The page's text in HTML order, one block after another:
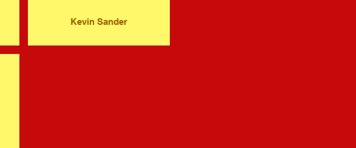
Kevin Sander